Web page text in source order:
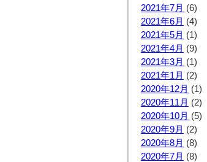
2021年7月 (6)
2021年6月 (4)
2021年5月 (1)
2021年4月 (9)
2021年3月 (1)
2021年1月 (2)
2020年12月 (1)
2020年11月 (2)
2020年10月 (5)
2020年9月 (2)
2020年8月 (8)
2020年7月 (8)